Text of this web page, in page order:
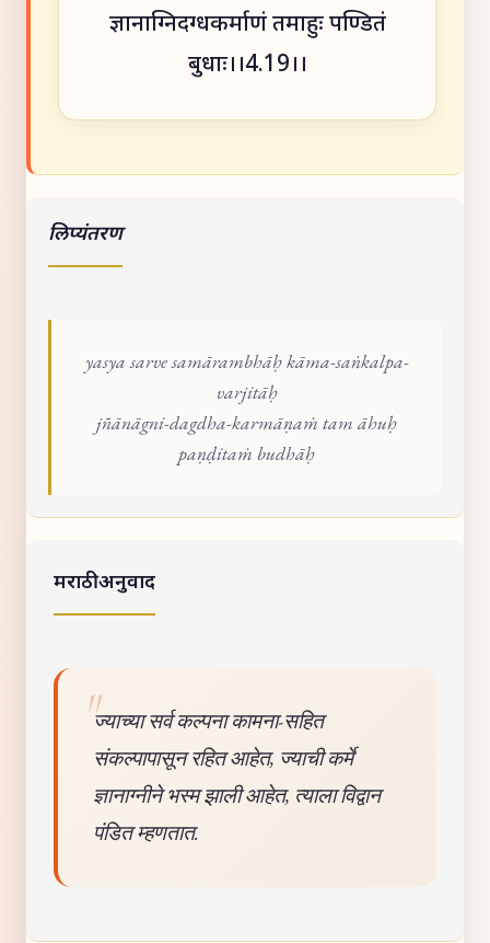
ज्ञानाग्निदग्धकर्माणं तमाहुः पण्डितं
बुधाः।।4.19।।
लिप्यंतरण
yasya sarve samārambhāḥ kāma-saṅkalpa-
varjitāḥ
jñānāgni-dagdha-karmāṇaṁ tam āhuḥ
paṇḍitaṁ budhāḥ
मराठी अनुवाद
ज्याच्या सर्व कल्पना कामना-सहित
संकल्पापासून रहित आहेत, ज्याची कर्मे
ज्ञानाग्नीने भस्म झाली आहेत, त्याला विद्वान
पंडित म्हणतात.